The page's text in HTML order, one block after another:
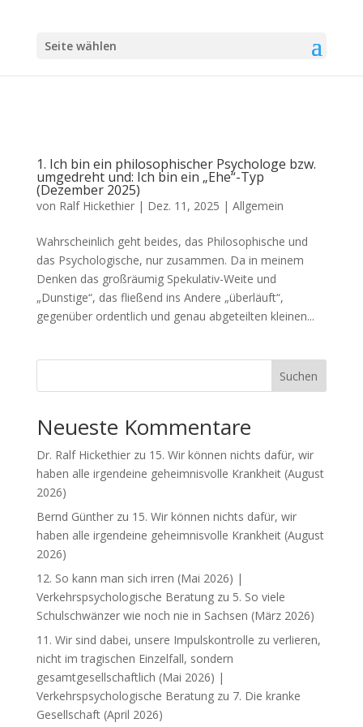
Seite wählen
1. Ich bin ein philosophischer Psychologe bzw.
umgedreht und: Ich bin ein „Ehe“-Typ
(Dezember 2025)
von Ralf Hickethier| Dez. 11, 2025 | Allgemein
Wahrscheinlich geht beides, das Philosophische und
das Psychologische, nur zusammen. Da in meinem
Denken das großräumig Spekulativ-Weite und
„Dunstige“, das fließend ins Andere „überläuft“,
gegenüber ordentlich und genau abgeteilten kleinen...
Suchen
Neueste Kommentare
Dr. Ralf Hickethierzu 15. Wir können nichts dafür, wir
haben alle irgendeine geheimnisvolle Krankheit (August
2026)
Bernd Güntherzu 15. Wir können nichts dafür, wir
haben alle irgendeine geheimnisvolle Krankheit (August
2026)
12. So kann man sich irren (Mai 2026) |
Verkehrspsychologische Beratungzu 5. So viele
Schulschwänzer wie noch nie in Sachsen (März 2026)
11. Wir sind dabei, unsere Impulskontrolle zu verlieren,
nicht im tragischen Einzelfall, sondern
gesamtgesellschaftlich (Mai 2026) |
Verkehrspsychologische Beratungzu 7. Die kranke
Gesellschaft (April 2026)